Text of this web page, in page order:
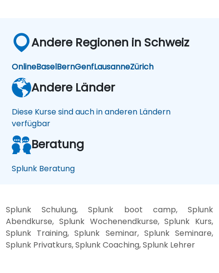
Andere Regionen in Schweiz
OnlineBaselBernGenfLausanneZürich
Andere Länder
Diese Kurse sind auch in anderen Ländern
verfügbar
Beratung
Splunk Beratung
Splunk Schulung, Splunk boot camp, Splunk
Abendkurse, Splunk Wochenendkurse, Splunk Kurs,
Splunk Training, Splunk Seminar, Splunk Seminare,
Splunk Privatkurs, Splunk Coaching, Splunk Lehrer